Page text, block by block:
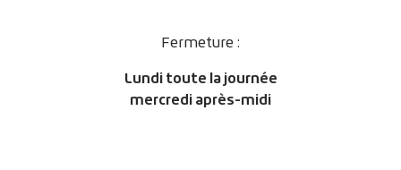
Fermeture :
Lundi toute la journée
mercredi après-midi